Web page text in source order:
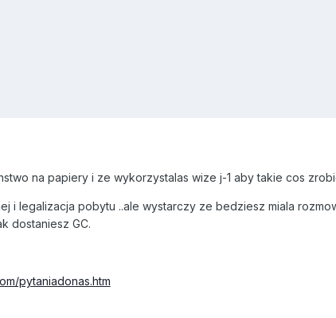
na papiery i ze wykorzystalas wize j-1 aby takie cos
i legalizacja pobytu ..ale wystarczy ze bedziesz miala
dostaniesz GC.
pytaniadonas.htm